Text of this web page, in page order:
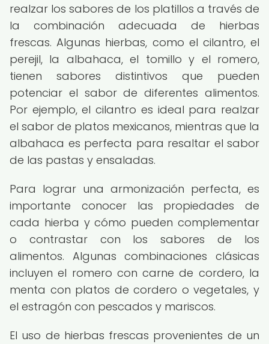
realzar los sabores de los platillos a través de
la combinación adecuada de hierbas
frescas. Algunas hierbas, como el cilantro, el
perejil, la albahaca, el tomillo y el romero,
tienen sabores distintivos que pueden
potenciar el sabor de diferentes alimentos.
Por ejemplo, el cilantro es ideal para realzar
el sabor de platos mexicanos, mientras que la
albahaca es perfecta para resaltar el sabor
de las pastas y ensaladas.
Para lograr una armonización perfecta, es
importante conocer las propiedades de
cada hierba y cómo pueden complementar
o contrastar con los sabores de los
alimentos. Algunas combinaciones clásicas
incluyen el romero con carne de cordero, la
menta con platos de cordero o vegetales, y
el estragón con pescados y mariscos.
El uso de hierbas frescas provenientes de un